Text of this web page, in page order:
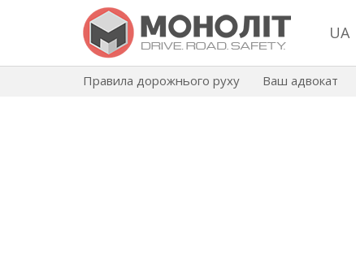
UA
Правила дорожнього руху Ваш адвокат